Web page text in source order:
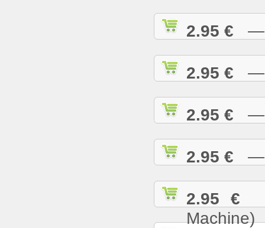
2.95 € —
2.95 € —
2.95 € —
2.95 € —
2.95 €
Machine)